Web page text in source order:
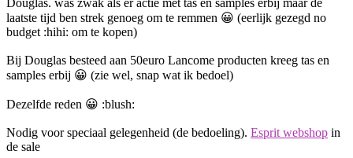
Douglas. was zwak als er actie met tas en samples erbij maar de
laatste tijd ben strek genoeg om te remmen 😀 (eerlijk gezegd no
budget :hihi: om te kopen)
Bij Douglas besteed aan 50euro Lancome producten kreeg tas en
samples erbij 😀 (zie wel, snap wat ik bedoel)
Dezelfde reden 😀 :blush:
Nodig voor speciaal gelegenheid (de bedoeling). Esprit webshop in
de sale